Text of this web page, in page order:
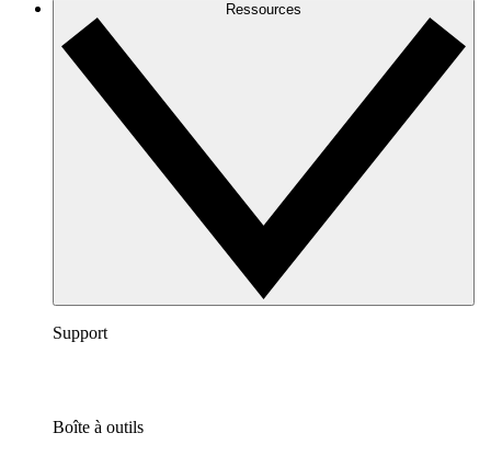
Ressources
Support
Boîte à outils